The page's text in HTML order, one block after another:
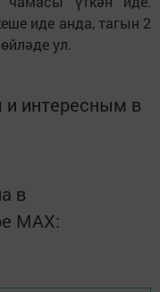
иде анда, тагын 2
ул.
интересным в
в
MАХ: